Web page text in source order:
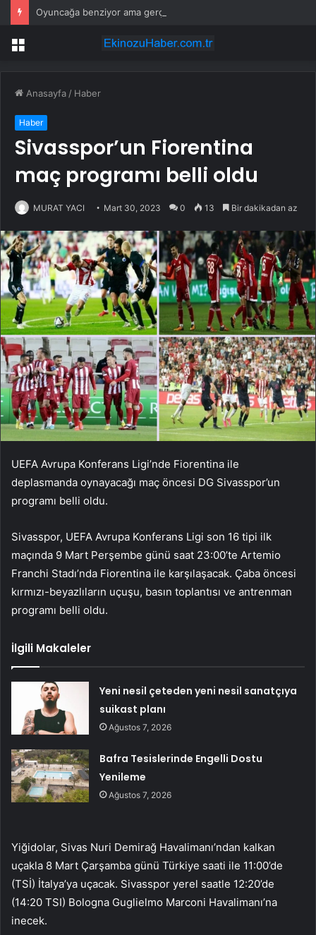
Menü
Anasayfa / Haber
Haber
Sivasspor’un Fiorentina
maç programı belli oldu
MURAT YACI Mart 30, 2023 0 13 Bir dakikadan az
UEFA Avrupa Konferans Ligi’nde Fiorentina ile
deplasmanda oynayacağı maç öncesi DG Sivasspor’un
programı belli oldu.
Sivasspor, UEFA Avrupa Konferans Ligi son 16 tipi ilk
maçında 9 Mart Perşembe günü saat 23:00’te Artemio
Franchi Stadı’nda Fiorentina ile karşılaşacak. Çaba öncesi
kırmızı-beyazlıların uçuşu, basın toplantısı ve antrenman
programı belli oldu.
İlgili Makaleler
Yeni nesil çeteden yeni nesil sanatçıya
suikast planı
Ağustos 7, 2026
Bafra Tesislerinde Engelli Dostu
Yenileme
Ağustos 7, 2026
Yiğidolar, Sivas Nuri Demirağ Havalimanı’ndan kalkan
uçakla 8 Mart Çarşamba günü Türkiye saati ile 11:00’de
(TSİ) İtalya’ya uçacak. Sivasspor yerel saatle 12:20’de
(14:20 TSI) Bologna Guglielmo Marconi Havalimanı’na
inecek.